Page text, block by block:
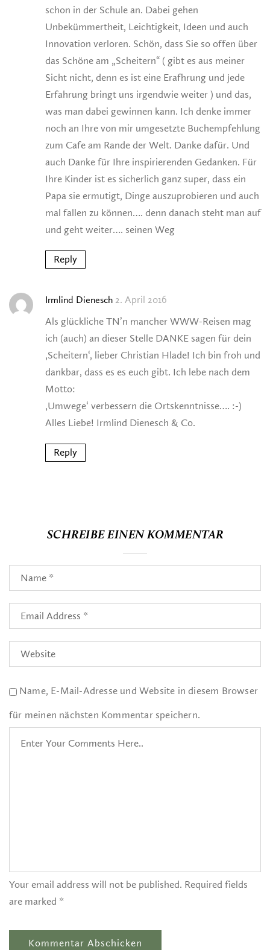
schon in der Schule an. Dabei gehen
Unbekümmertheit, Leichtigkeit, Ideen und auch
Innovation verloren. Schön, dass Sie so offen über
das Schöne am „Scheitern“ ( gibt es aus meiner
Sicht nicht, denn es ist eine Erafhrung und jede
Erfahrung bringt uns irgendwie weiter ) und das,
was man dabei gewinnen kann. Ich denke immer
noch an Ihre von mir umgesetzte Buchempfehlung
zum Cafe am Rande der Welt. Danke dafür. Und
auch Danke für Ihre inspirierenden Gedanken. Für
Ihre Kinder ist es sicherlich ganz super, dass ein
Papa sie ermutigt, Dinge auszuprobieren und auch
mal fallen zu können…. denn danach steht man auf
und geht weiter…. seinen Weg
Reply
Irmlind Dienesch 2. April 2016
Als glückliche TN’n mancher WWW-Reisen mag
ich (auch) an dieser Stelle DANKE sagen für dein
‚Scheitern‘, lieber Christian Hlade! Ich bin froh und
dankbar, dass es es euch gibt. Ich lebe nach dem
Motto:
‚Umwege‘ verbessern die Ortskenntnisse…. :-)
Alles Liebe! Irmlind Dienesch & Co.
Reply
SCHREIBE EINEN KOMMENTAR
Name, E-Mail-Adresse und Website in diesem Browser
für meinen nächsten Kommentar speichern.
Your email address will not be published. Required fields
are marked *